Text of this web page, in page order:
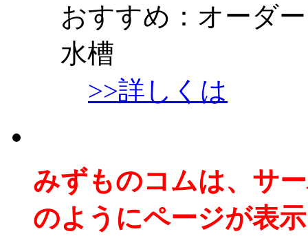
おすすめ：オーダ
水槽
>>詳しくは
みずものコムは、サ
のようにページが表